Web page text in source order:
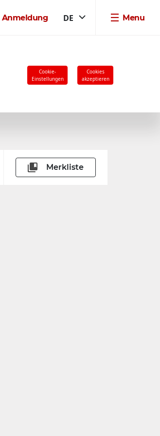
Anmeldung DE Menu
Merkliste
Cookie-
Einstellungen
Cookies
akzeptieren